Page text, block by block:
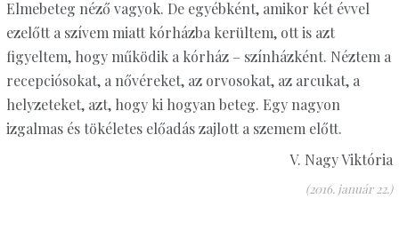
Elmebeteg néző vagyok. De egyébként, amikor két évvel
ezelőtt a szívem miatt kórházba kerültem, ott is azt
figyeltem, hogy működik a kórház – színházként. Néztem a
recepciósokat, a nővéreket, az orvosokat, az arcukat, a
helyzeteket, azt, hogy ki hogyan beteg. Egy nagyon
izgalmas és tökéletes előadás zajlott a szemem előtt.
V. Nagy Viktória
(2016. január 22.)